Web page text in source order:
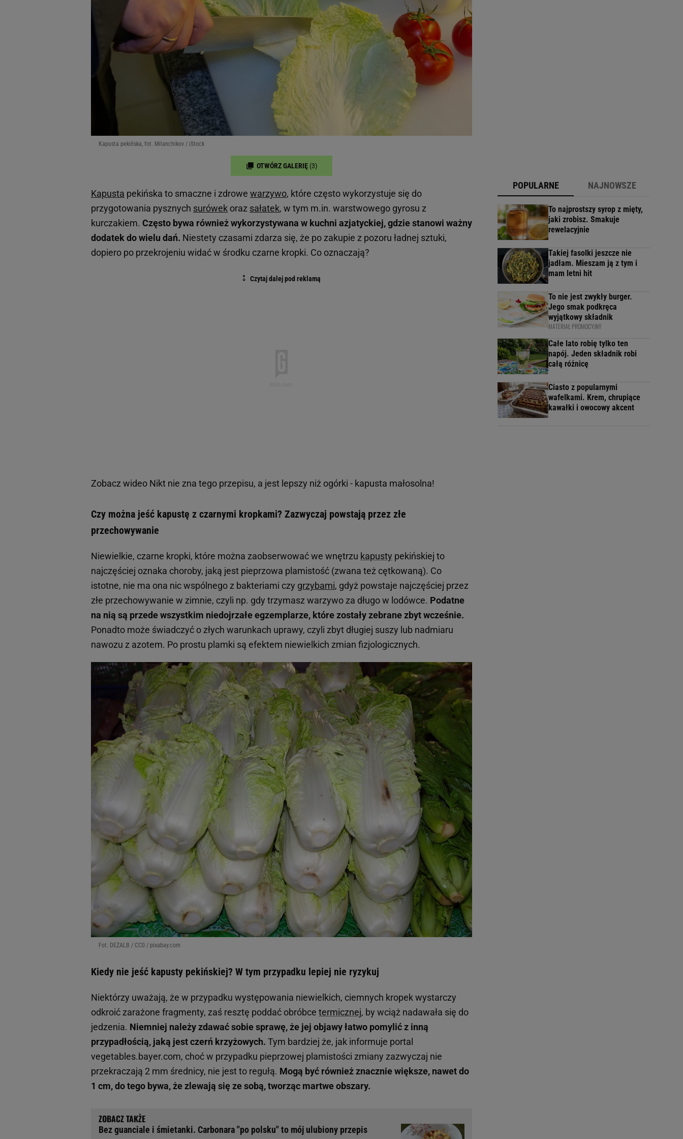
Kapusta pekińska, fot. Milanchikov / iStock
OTWÓRZ GALERIĘ (3)
Kapusta pekińska to smaczne i zdrowe warzywo, które często wykorzystuje się do
przygotowania pysznych surówek oraz sałatek, w tym m.in. warstwowego gyrosu z
kurczakiem. Często bywa również wykorzystywana w kuchni azjatyckiej, gdzie stanowi ważny
dodatek do wielu dań. Niestety czasami zdarza się, że po zakupie z pozoru ładnej sztuki,
dopiero po przekrojeniu widać w środku czarne kropki. Co oznaczają?
Zobacz wideo Nikt nie zna tego przepisu, a jest lepszy niż ogórki - kapusta małosolna!
Czy można jeść kapustę z czarnymi kropkami? Zazwyczaj powstają przez złe
przechowywanie
Niewielkie, czarne kropki, które można zaobserwować we wnętrzu kapusty pekińskiej to
najczęściej oznaka choroby, jaką jest pieprzowa plamistość (zwana też cętkowaną). Co
istotne, nie ma ona nic wspólnego z bakteriami czy grzybami, gdyż powstaje najczęściej przez
złe przechowywanie w zimnie, czyli np. gdy trzymasz warzywo za długo w lodówce. Podatne
na nią są przede wszystkim niedojrzałe egzemplarze, które zostały zebrane zbyt wcześnie.
Ponadto może świadczyć o złych warunkach uprawy, czyli zbyt długiej suszy lub nadmiaru
nawozu z azotem. Po prostu plamki są efektem niewielkich zmian fizjologicznych.
Fot. DEZALB / CC0 / pixabay.com
Kiedy nie jeść kapusty pekińskiej? W tym przypadku lepiej nie ryzykuj
Niektórzy uważają, że w przypadku występowania niewielkich, ciemnych kropek wystarczy
odkroić zarażone fragmenty, zaś resztę poddać obróbce termicznej, by wciąż nadawała się do
jedzenia. Niemniej należy zdawać sobie sprawę, że jej objawy łatwo pomylić z inną
przypadłością, jaką jest czerń krzyżowych. Tym bardziej że, jak informuje portal
vegetables.bayer.com, choć w przypadku pieprzowej plamistości zmiany zazwyczaj nie
przekraczają 2 mm średnicy, nie jest to regułą. Mogą być również znacznie większe, nawet do
1 cm, do tego bywa, że zlewają się ze sobą, tworząc martwe obszary.
Bez guanciale i śmietanki. Carbonara "po polsku" to mój ulubiony przepis
POPULARNE NAJNOWSZE
To najprostszy syrop z mięty,
jaki zrobisz. Smakuje
rewelacyjnie
Takiej fasolki jeszcze nie
jadłam. Mieszam ją z tym i
mam letni hit
To nie jest zwykły burger.
Jego smak podkręca
wyjątkowy składnik
MATERIAŁ PROMOCYJNY
Całe lato robię tylko ten
napój. Jeden składnik robi
całą różnicę
Ciasto z popularnymi
wafelkami. Krem, chrupiące
kawałki i owocowy akcent